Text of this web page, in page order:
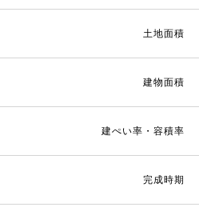
土地面積
建物面積
建ぺい率・容積率
完成時期